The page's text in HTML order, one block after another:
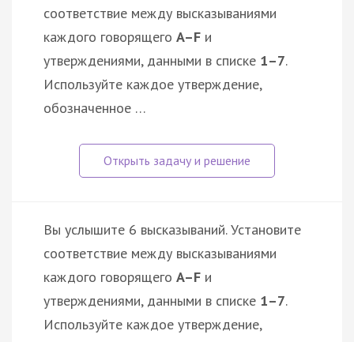
соответствие между высказываниями
каждого говорящего A–F и
утверждениями, данными в списке 1–7.
Используйте каждое утверждение,
обозначенное …
Вы услышите 6 высказываний. Установите
соответствие между высказываниями
каждого говорящего A–F и
утверждениями, данными в списке 1–7.
Используйте каждое утверждение,